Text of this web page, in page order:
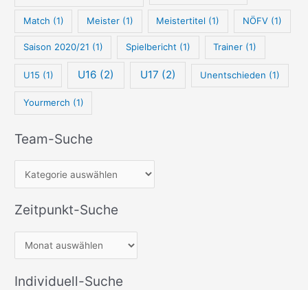
Match (1) Meister (1) Meistertitel (1) NÖFV(1)
Saison 2020/21 (1) Spielbericht (1) Trainer (1)
U15 (1) U16 (2) U17 (2) Unentschieden (1)
Yourmerch (1)
Team-Suche
Zeitpunkt-Suche
Individuell-Suche